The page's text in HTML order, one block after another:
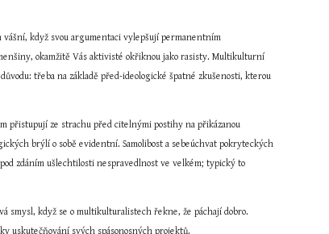
vášní, když svou argumentaci vylepšují permanentním
okamžitě Vás aktivisté okřiknou jako rasisty. Multikulturní
třeba na základě před-ideologické špatné zkušenosti, kterou
přistupují ze strachu před citelnými postihy na přikázanou
brýlí o sobě evidentní. Samolibost a sebeúchvat pokryteckých
zdáním ušlechtilosti nespravedlnost ve velkém; typický to
smysl, když se o multikulturalistech řekne, že páchají dobro.
uskutečňování svých spásonosných projektů.